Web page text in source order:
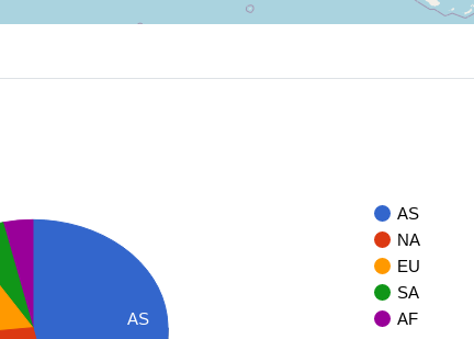
AS
NA
EU
SA
AF
AS